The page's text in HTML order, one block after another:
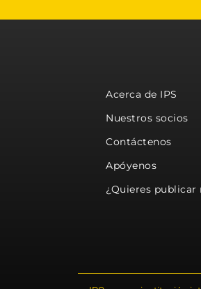
Acerca de IPS
Nuestros socios
Contáctenos
Apóyenos
¿Quieres publicar